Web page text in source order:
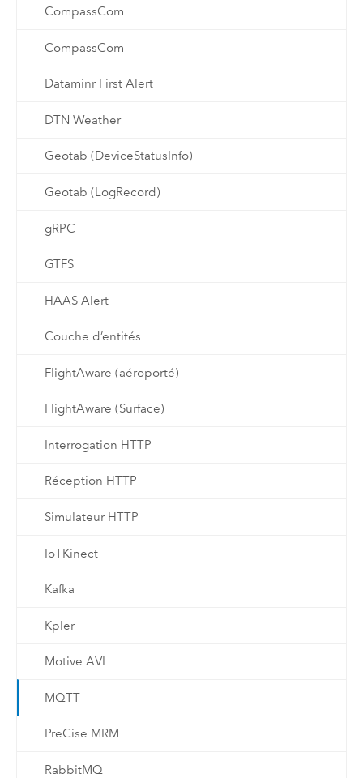
CompassCom
CompassCom
Dataminr First Alert
DTN Weather
Geotab (DeviceStatusInfo)
Geotab (LogRecord)
gRPC
GTFS
HAAS Alert
Couche d’entités
FlightAware (aéroporté)
FlightAware (Surface)
Interrogation HTTP
Réception HTTP
Simulateur HTTP
IoTKinect
Kafka
Kpler
Motive AVL
MQTT
PreCise MRM
RabbitMQ